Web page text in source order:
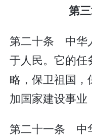
第
第二十条 中华
于人民。它的任
略，保卫祖国
加国家建设事业
第二十一条 中